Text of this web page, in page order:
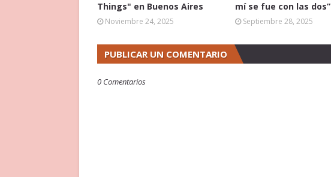
Things" en Buenos Aires
Noviembre 24, 2025
mí se fue con las dos”
Septiembre 28, 2025
PUBLICAR UN COMENTARIO
0 Comentarios